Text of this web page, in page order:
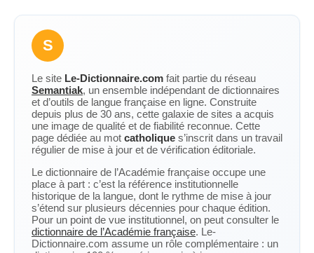
S
Le site Le-Dictionnaire.com fait partie du réseau
Semantiak, un ensemble indépendant de dictionnaires
et d’outils de langue française en ligne. Construite
depuis plus de 30 ans, cette galaxie de sites a acquis
une image de qualité et de fiabilité reconnue. Cette
page dédiée au mot catholique s’inscrit dans un travail
régulier de mise à jour et de vérification éditoriale.
Le dictionnaire de l’Académie française occupe une
place à part : c’est la référence institutionnelle
historique de la langue, dont le rythme de mise à jour
s’étend sur plusieurs décennies pour chaque édition.
Pour un point de vue institutionnel, on peut consulter le
dictionnaire de l’Académie française. Le-
Dictionnaire.com assume un rôle complémentaire : un